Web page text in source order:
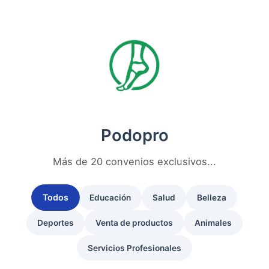
Podopro
Más de 20 convenios exclusivos...
Todos Educación Salud Belleza
Deportes Venta de productos Animales
Servicios Profesionales